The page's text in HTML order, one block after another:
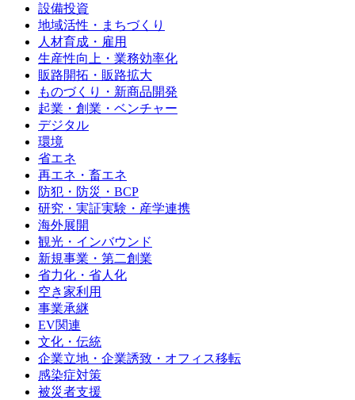
設備投資
地域活性・まちづくり
人材育成・雇用
生産性向上・業務効率化
販路開拓・販路拡大
ものづくり・新商品開発
起業・創業・ベンチャー
デジタル
環境
省エネ
再エネ・畜エネ
防犯・防災・BCP
研究・実証実験・産学連携
海外展開
観光・インバウンド
新規事業・第二創業
省力化・省人化
空き家利用
事業承継
EV関連
文化・伝統
企業立地・企業誘致・オフィス移転
感染症対策
被災者支援